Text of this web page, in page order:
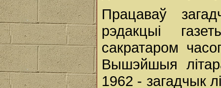
Працаваў
рэдакцыі
сакратаром
Вышэйшыя
1962 - загадчык